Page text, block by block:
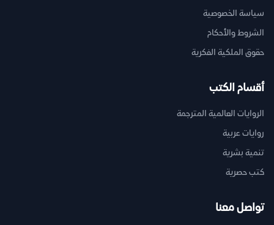
سياسة الخصوصية
الشروط والأحكام
حقوق الملكية الفكرية
أقسام الكتب
الروايات العالمية المترجمة
روايات عربية
تنمية بشرية
كتب حصرية
تواصل معنا